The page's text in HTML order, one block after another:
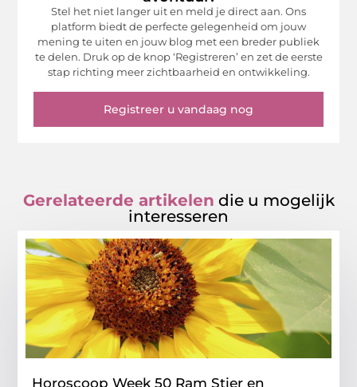
Stel het niet langer uit en meld je direct aan. Ons
platform biedt de perfecte gelegenheid om jouw
mening te uiten en jouw blog met een breder publiek
te delen. Druk op de knop ‘Registreren’ en zet de eerste
stap richting meer zichtbaarheid en ontwikkeling.
Registreer u vandaag nog
Gerelateerde artikelen die u mogelijk
interesseren
Horoscoop Week 50 Ram Stier en